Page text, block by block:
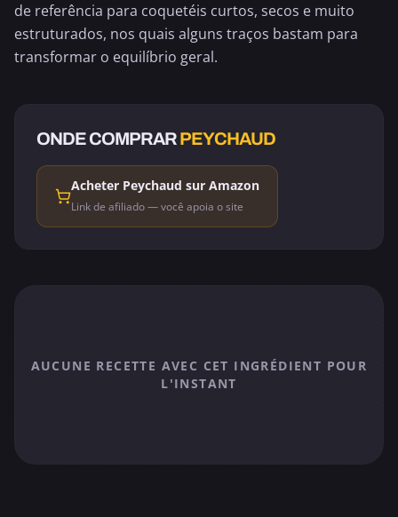
de referência para coquetéis curtos, secos e muito
estruturados, nos quais alguns traços bastam para
transformar o equilíbrio geral.
ONDE COMPRARPEYCHAUD
Acheter Peychaud sur Amazon
Link de afiliado — você apoia o site
AUCUNE RECETTE AVEC CET INGRÉDIENT POUR
L'INSTANT